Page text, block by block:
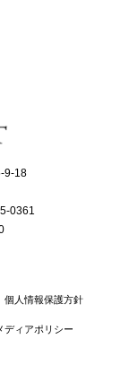
9-18
0361
個人情報保護方針
ディアポリシー